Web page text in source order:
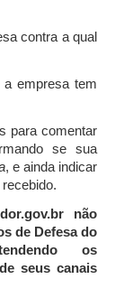
contra a qual
empresa tem
para comentar
se sua
, e ainda indicar
não
de Defesa do
os
seus canais